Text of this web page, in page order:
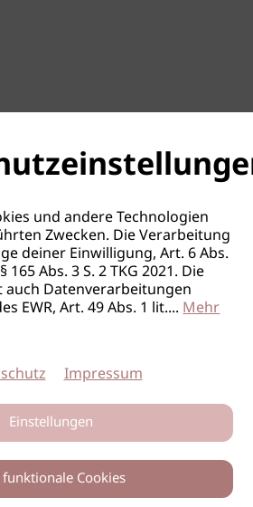
und andere Technologien
Zwecken. Die Verarbeitung
deiner Einwilligung, Art. 6 Abs.
165 Abs. 3 S. 2 TKG 2021. Die
Datenverarbeitungen
EWR, Art. 49 Abs. 1 lit....Mehr
Impressum
Einstellungen
Cookies